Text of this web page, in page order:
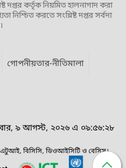
দপ্তর কর্তৃক নিয়মিত হালনাগাদ করা
নিশ্চিত করতে সংশ্লিষ্ট দপ্তর সর্বদা
গোপনীয়তার-নীতিমালা
৯ আগস্ট, ২০২৬ এ ০৯:৫৬:২৮
এটুআই, বিসিসি, ডিওআইসিটি ও বেসিস।